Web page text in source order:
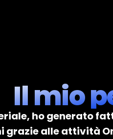
Il mio
ho generato
grazie alle attività